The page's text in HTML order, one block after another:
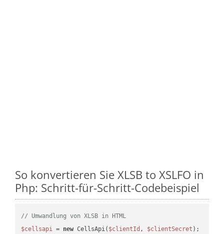
So konvertieren Sie XLSB to XSLFO in
Php: Schritt-für-Schritt-Codebeispiel
// Umwandlung von XLSB in HTML
$cellsapi = new CellsApi( $clientId , $clientSecret